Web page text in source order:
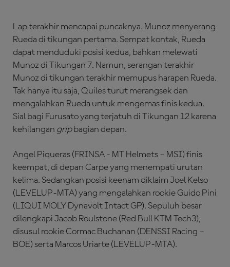
Lap terakhir mencapai puncaknya. Munoz menyerang
Rueda di tikungan pertama. Sempat kontak, Rueda
dapat menduduki posisi kedua, bahkan melewati
Munoz di Tikungan 7. Namun, serangan terakhir
Munoz di tikungan terakhir memupus harapan Rueda.
Tak hanya itu saja, Quiles turut merangsek dan
mengalahkan Rueda untuk mengemas finis kedua.
Sial bagi Furusato yang terjatuh di Tikungan 12 karena
kehilangan grip bagian depan.
Angel Piqueras (FRINSA - MT Helmets – MSI) finis
keempat, di depan Carpe yang menempati urutan
kelima. Sedangkan posisi keenam diklaim Joel Kelso
(LEVELUP-MTA) yang mengalahkan rookie Guido Pini
(LIQUI MOLY Dynavolt Intact GP). Sepuluh besar
dilengkapi Jacob Roulstone (Red Bull KTM Tech3),
disusul rookie Cormac Buchanan (DENSSI Racing –
BOE) serta Marcos Uriarte (LEVELUP-MTA).